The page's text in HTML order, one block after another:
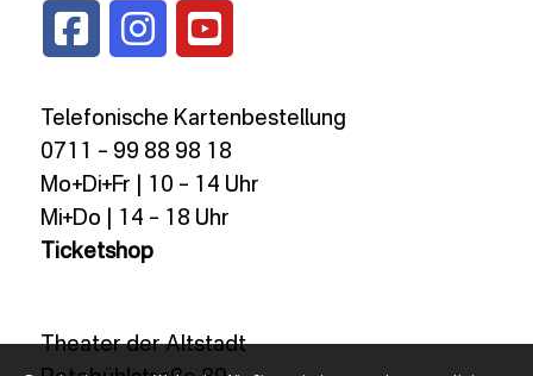
Telefonische Kartenbestellung
0711 – 99 88 98 18
Mo+Di+Fr | 10 – 14 Uhr
Mi+Do | 14 – 18 Uhr
Ticketshop
Theater der Altstadt